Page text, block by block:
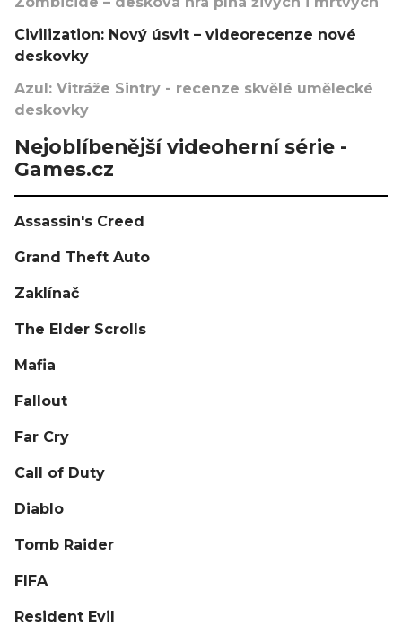
Civilization: Nový úsvit – videorecenze nové
deskovky
Azul: Vitráže Sintry - recenze skvělé umělecké
deskovky
Nejoblíbenější videoherní série -
Games.cz
Assassin's Creed
Grand Theft Auto
Zaklínač
The Elder Scrolls
Mafia
Fallout
Far Cry
Call of Duty
Diablo
Tomb Raider
FIFA
Resident Evil